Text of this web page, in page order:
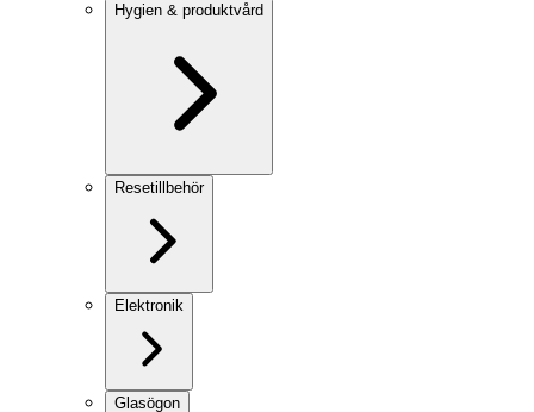
Hygien & produktvård
Resetillbehör
Elektronik
Glasögon